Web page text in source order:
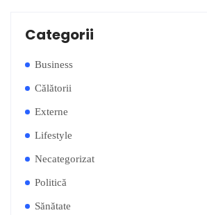
Categorii
Business
Călătorii
Externe
Lifestyle
Necategorizat
Politică
Sănătate